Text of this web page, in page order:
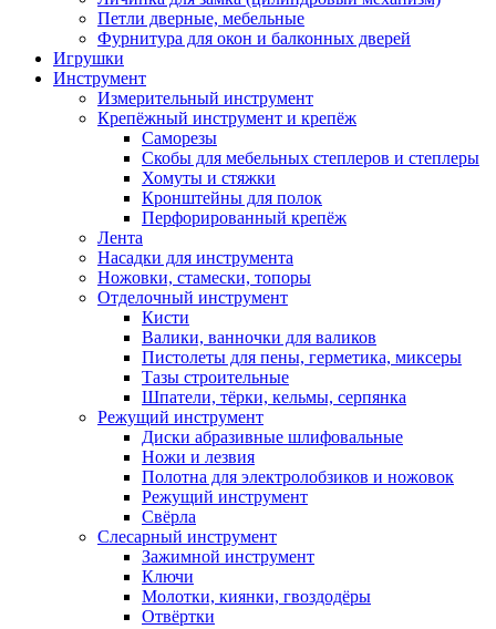
Петли дверные, мебельные
Фурнитура для окон и балконных дверей
Игрушки
Инструмент
Измерительный инструмент
Крепёжный инструмент и крепёж
Саморезы
Скобы для мебельных степлеров и степлеры
Хомуты и стяжки
Кронштейны для полок
Перфорированный крепёж
Лента
Насадки для инструмента
Ножовки, стамески, топоры
Отделочный инструмент
Кисти
Валики, ванночки для валиков
Пистолеты для пены, герметика, миксеры
Тазы строительные
Шпатели, тёрки, кельмы, серпянка
Режущий инструмент
Диски абразивные шлифовальные
Ножи и лезвия
Полотна для электролобзиков и ножовок
Режущий инструмент
Свёрла
Слесарный инструмент
Зажимной инструмент
Ключи
Молотки, киянки, гвоздодёры
Отвёртки